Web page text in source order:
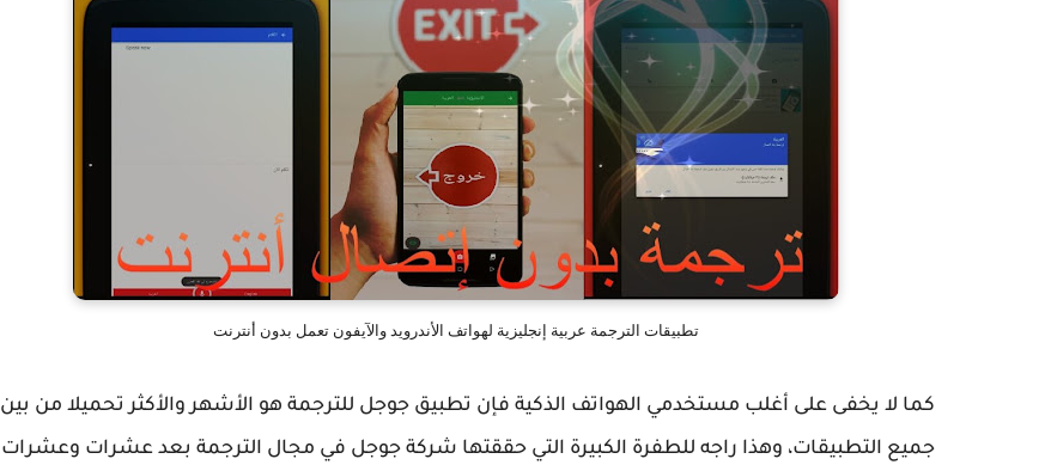
تطبيقات الترجمة عربية إنجليزية لهواتف الأندرويد والآيفون تعمل بدون أنترنت
كما لا يخفى على أغلب مستخدمي الهواتف الذكية فإن تطبيق جوجل للترجمة هو الأشهر والأكثر تحميلا من بين
جميع التطبيقات، وهذا راجه للطفرة الكبيرة التي حققتها شركة جوجل في مجال الترجمة بعد عشرات وعشرات